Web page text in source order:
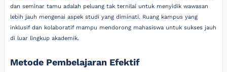
dan seminar tamu adalah peluang tak ternilai untuk menyidik wawasan
lebih jauh mengenai aspek studi yang diminati. Ruang kampus yang
inklusif dan kolaboratif mampu mendorong mahasiswa untuk sukses jauh
di luar lingkup akademik.
Metode Pembelajaran Efektif